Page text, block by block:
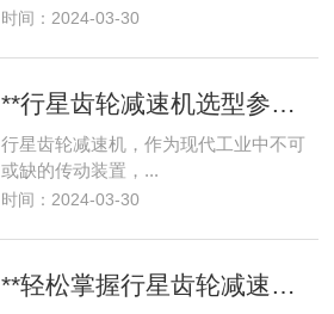
时间：2024-03-30
**行星齿轮减速机选型参数详解，助你选对每一款**
行星齿轮减速机，作为现代工业中不可
或缺的传动装置，...
时间：2024-03-30
**轻松掌握行星齿轮减速机：从原理到选型一步到位**